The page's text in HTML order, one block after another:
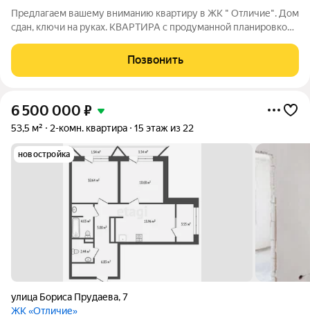
Предлагаем вашему вниманию квартиру в ЖК " Отличие". Дом
сдан, ключи на руках. КВАРТИРА с продуманной планировкой
изолированными спальнями, два санузла. Жилой комплекс
расположен в одном из
Позвонить
6 500 000 ₽
53,5 м² 2-комн. квартира 15 этаж из 22
новостройка
улица Бориса Прудаева,7
ЖК «Отличие»